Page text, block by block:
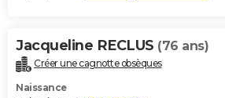
Jacqueline RECLUS (76 ans)
Créer une cagnotte obsèques
Naissance